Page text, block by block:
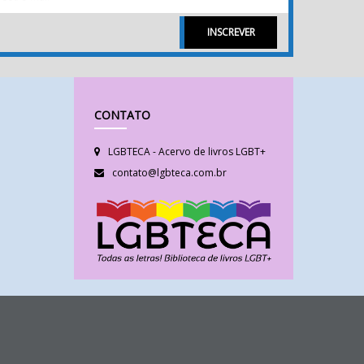
INSCREVER
CONTATO
LGBTECA - Acervo de livros LGBT+
contato@lgbteca.com.br